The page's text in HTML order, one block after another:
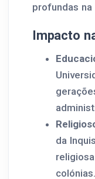
profundas
Impacto
da
colónias.